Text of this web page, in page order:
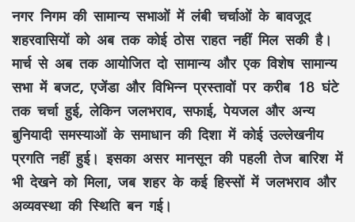
नगर निगम की सामान्य सभाओं में लंबी चर्चाओं के बावजूद
शहरवासियों को अब तक कोई ठोस राहत नहीं मिल सकी है।
मार्च से अब तक आयोजित दो सामान्य और एक विशेष सामान्य
सभा में बजट, एजेंडा और विभिन्न प्रस्तावों पर करीब 18 घंटे
तक चर्चा हुई, लेकिन जलभराव, सफाई, पेयजल और अन्य
बुनियादी समस्याओं के समाधान की दिशा में कोई उल्लेखनीय
प्रगति नहीं हुई। इसका असर मानसून की पहली तेज बारिश में
भी देखने को मिला, जब शहर के कई हिस्सों में जलभराव और
अव्यवस्था की स्थिति बन गई।